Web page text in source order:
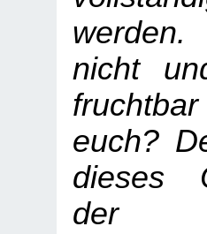
nicht
euch?
dieses
der